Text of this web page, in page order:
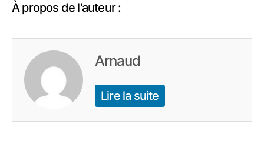
À propos de l'auteur :
Arnaud
Lire la suite